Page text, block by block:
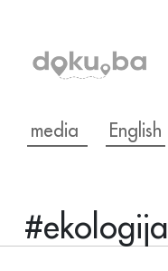
media English
#ekologija